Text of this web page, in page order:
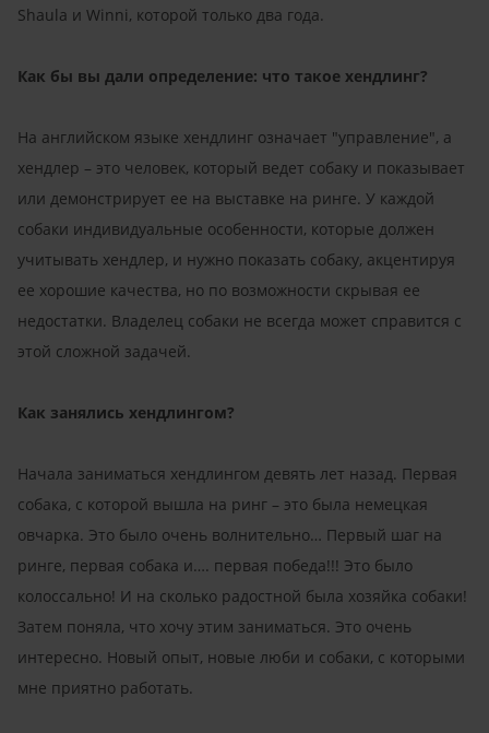
Shaula и Winni, которой только два года.
Как бы вы дали определение: что такое хендлинг?
На английском языке хендлинг означает "управление", а
хендлер – это человек, который ведет собаку и показывает
или демонстрирует ее на выставке на ринге. У каждой
собаки индивидуальные особенности, которые должен
учитывать хендлер, и нужно показать собаку, акцентируя
ее хорошие качества, но по возможности скрывая ее
недостатки. Владелец собаки не всегда может справится с
этой сложной задачей.
Как занялись хендлингом?
Начала заниматься хендлингом девять лет назад. Первая
собака, с которой вышла на ринг – это была немецкая
овчарка. Это было очень волнительно… Первый шаг на
ринге, первая собака и…. первая победа!!! Это было
колоссально! И на сколько радостной была хозяйка собаки!
Затем поняла, что хочу этим заниматься. Это очень
интересно. Новый опыт, новые люби и собаки, с которыми
мне приятно работать.